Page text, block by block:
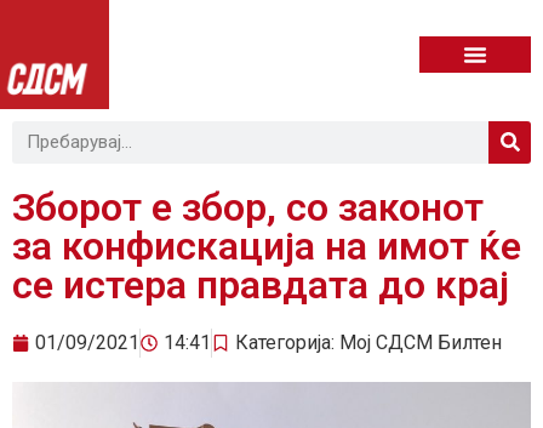
Зборот е збор, со законот
за конфискација на имот ќе
се истера правдата до крај
01/09/2021 14:41 Категорија: Мој СДСМ Билтен